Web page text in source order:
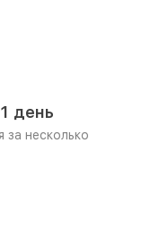
день
за несколько